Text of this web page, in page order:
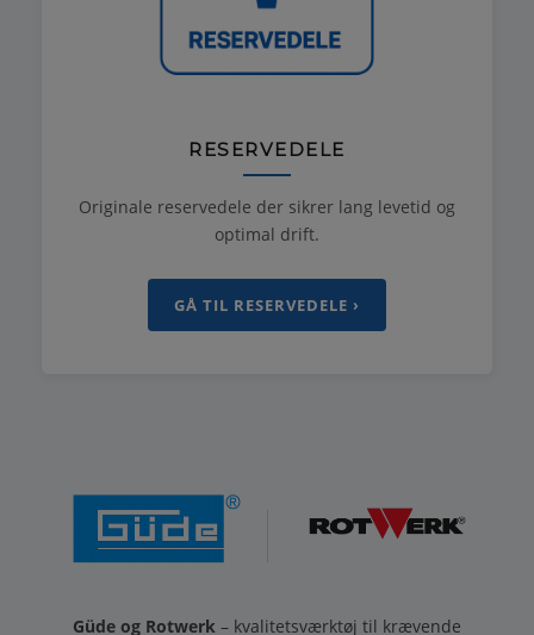
RESERVEDELE
Originale reservedele der sikrer lang levetid og
optimal drift.
GÅ TIL RESERVEDELE ›
Güde og Rotwerk – kvalitetsværktøj til krævende